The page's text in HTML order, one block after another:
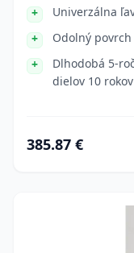
Univerzálna
Odolný povrch
Dlhodobá 5-
dielov 10 rokov
385.87 €